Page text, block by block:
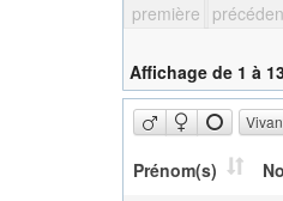
première
Affichage de 1 à
Prénom(s)